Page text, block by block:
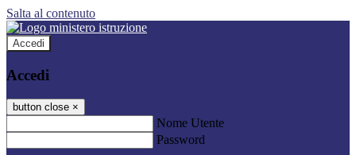
Salta al contenuto
Accedi
Accedi
button close ×
Nome Utente
Password